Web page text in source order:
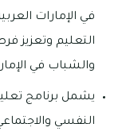
في الإمارات
التعليم وتعزيز
والشباب في
يشمل برنامج
النفسي